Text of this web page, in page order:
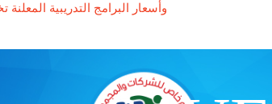
وأسعار البرامج التدريبية